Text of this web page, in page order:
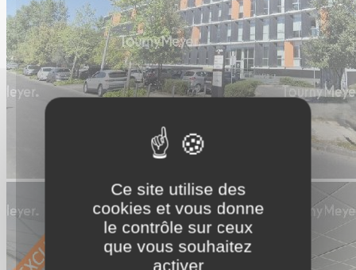
Ce site utilise des
cookies et vous donne
le contrôle sur ceux
que vous souhaitez
activer